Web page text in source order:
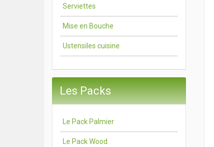
Serviettes
Mise en Bouche
Ustensiles cuisine
Les Packs
Le Pack Palmier
Le Pack Wood